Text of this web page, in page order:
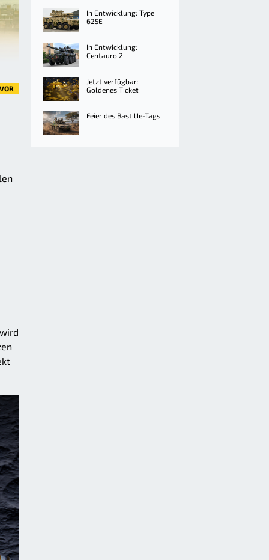
VOR
In Entwicklung: Type
625E
In Entwicklung:
Centauro 2
Jetzt verfügbar:
Goldenes Ticket
Feier des Bastille-Tags